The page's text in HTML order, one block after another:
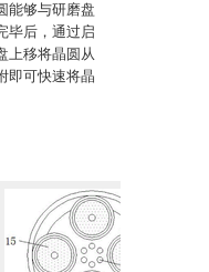
能够与研磨盘
毕后，通过启
上移将晶圆从
即可快速将晶